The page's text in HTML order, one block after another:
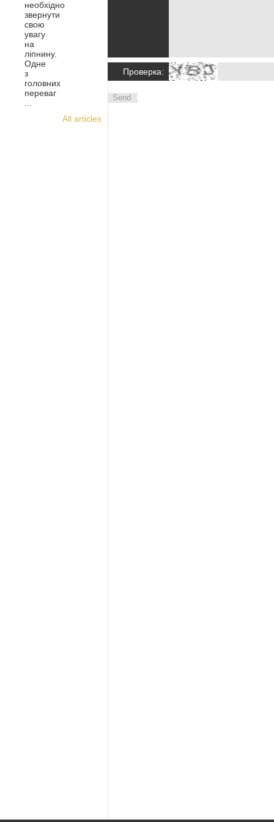
необхідно
звернути
свою
увагу
на
ліпнину.
Одне
з
головних
переваг
All articles
Проверка:
Send